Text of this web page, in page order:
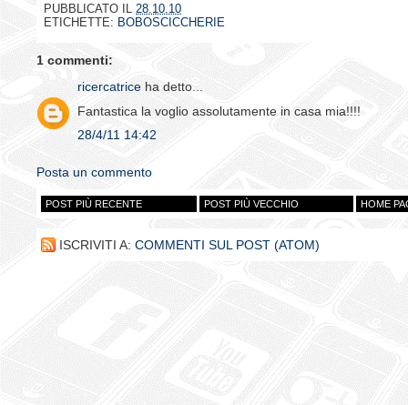
PUBBLICATO IL 28.10.10
ETICHETTE: BOBOSCICCHERIE
1 commenti:
ricercatrice ha detto...
Fantastica la voglio assolutamente in casa mia!!!!
28/4/11 14:42
Posta un commento
POST PIÙ RECENTE POST PIÙ VECCHIO HOME
ISCRIVITI A: COMMENTI SUL POST (ATOM)